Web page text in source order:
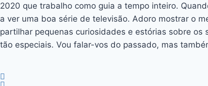
2020 que trabalho como guia a tempo inteiro.
a ver uma boa série de televisão. Adoro mostrar o
partilhar pequenas curiosidades e estórias sobre
tão especiais. Vou falar-vos do passado, mas